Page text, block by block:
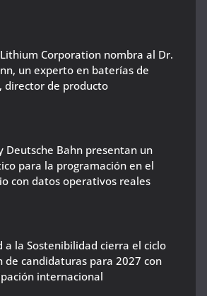
Corporation nombra al Dr.
un experto en baterías de
director de producto
Deutsche Bahn presentan un
para la programación en el
con datos operativos reales
a la Sostenibilidad cierra el ciclo
de candidaturas para 2027 con
internacional